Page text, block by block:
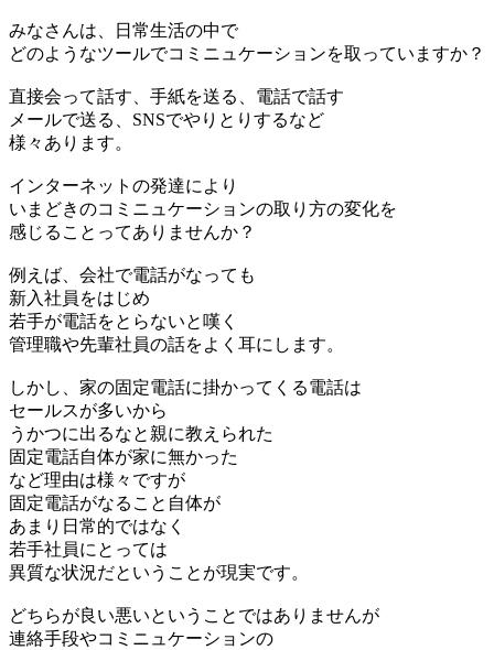
みなさんは、日常生活の中で
どのようなツールでコミニュケーションを取っていますか？
直接会って話す、手紙を送る、電話で話す
メールで送る、SNSでやりとりするなど
様々あります。
インターネットの発達により
いまどきのコミニュケーションの取り方の変化を
感じることってありませんか？
例えば、会社で電話がなっても
新入社員をはじめ
若手が電話をとらないと嘆く
管理職や先輩社員の話をよく耳にします。
しかし、家の固定電話に掛かってくる電話は
セールスが多いから
うかつに出るなと親に教えられた
固定電話自体が家に無かった
など理由は様々ですが
固定電話がなること自体が
あまり日常的ではなく
若手社員にとっては
異質な状況だということが現実です。
どちらが良い悪いということではありませんが
連絡手段やコミニュケーションの